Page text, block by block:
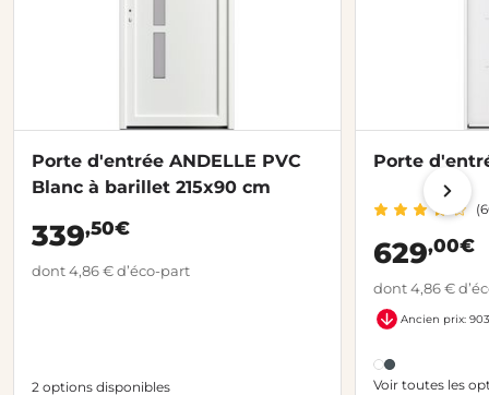
Porte d'entrée ANDELLE PVC
Blanc à barillet 215x90 cm
339,50€
dont 4,86 € d’éco-part
2 options disponibles
Porte
629,00€
dont 4,86 €
Ancien prix:
Voir toutes les